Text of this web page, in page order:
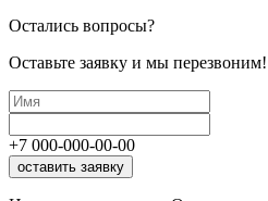
Остались вопросы?
Оставьте заявку и мы перезвоним!
+7 000-000-00-00
оставить заявку